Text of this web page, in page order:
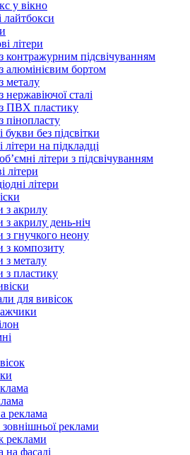
у вікно
лайтбокси
літери
контражурним підсвічуванням
алюмінієвим бортом
металу
нержавіючої сталі
ПВХ пластику
пінопласту
букви без підсвітки
літери на підкладці
літери з підсвічуванням
літери
літери
з акрилу
з акрилу день-ніч
з гнучкого неону
з композиту
з металу
з пластику
для вивісок
реклама
реклами
реклами
на фасаді